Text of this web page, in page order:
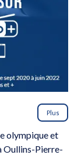
Plus
olympique et
Oullins-Pierre-